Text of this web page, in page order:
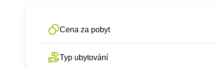
Cena za pobyt
Typ ubytování